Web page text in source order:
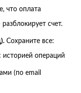
что оплата
счет.
Сохраните все:
операций
(по email